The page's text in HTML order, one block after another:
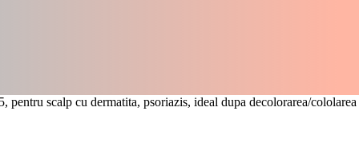
pentru scalp cu dermatita, psoriazis, ideal dupa decolorarea/